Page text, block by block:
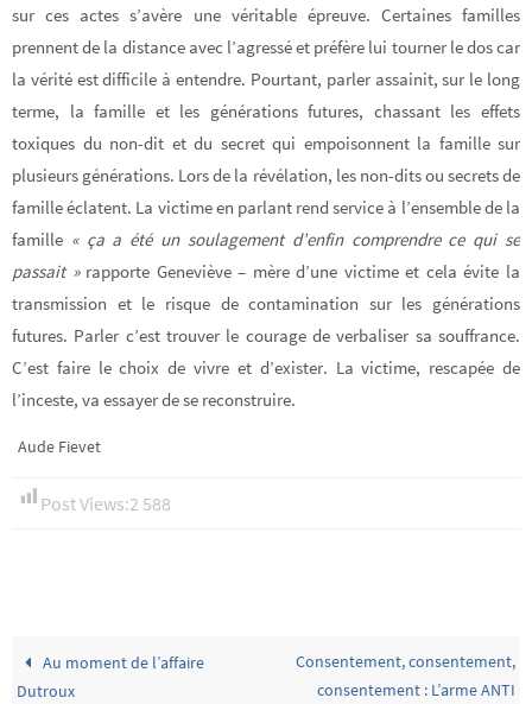
sur ces actes s’avère une véritable épreuve. Certaines familles
prennent de la distance avec l’agressé et préfère lui tourner le dos car
la vérité est difficile à entendre. Pourtant, parler assainit, sur le long
terme, la famille et les générations futures, chassant les effets
toxiques du non-dit et du secret qui empoisonnent la famille sur
plusieurs générations. Lors de la révélation, les non-dits ou secrets de
famille éclatent. La victime en parlant rend service à l’ensemble de la
famille « ça a été un soulagement d’enfin comprendre ce qui se
passait » rapporte Geneviève – mère d’une victime et cela évite la
transmission et le risque de contamination sur les générations
futures. Parler c’est trouver le courage de verbaliser sa souffrance.
C’est faire le choix de vivre et d’exister. La victime, rescapée de
l’inceste, va essayer de se reconstruire.
Aude Fievet
Post Views:2 588
Au moment de l’affaire
Dutroux
Consentement, consentement,
consentement : L’arme ANTI